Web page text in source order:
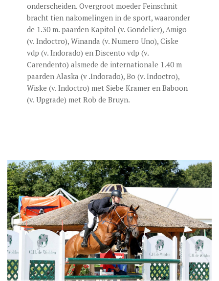
onderscheiden. Overgroot moeder Feinschnit
bracht tien nakomelingen in de sport, waaronder
de 1.30 m. paarden Kapitol (v. Gondelier), Amigo
(v. Indoctro), Winanda (v. Numero Uno), Ciske
vdp (v. Indorado) en Discento vdp (v.
Carendento) alsmede de internationale 1.40 m
paarden Alaska (v .Indorado), Bo (v. Indoctro),
Wiske (v. Indoctro) met Siebe Kramer en Baboon
(v. Upgrade) met Rob de Bruyn.